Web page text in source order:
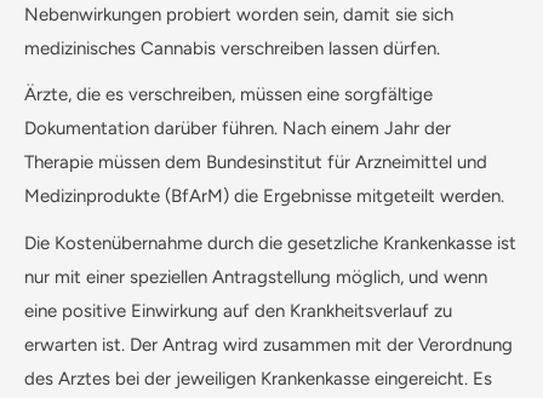
Nebenwirkungen probiert worden sein, damit sie sich
medizinisches Cannabis verschreiben lassen dürfen.
Ärzte, die es verschreiben, müssen eine sorgfältige
Dokumentation darüber führen. Nach einem Jahr der
Therapie müssen dem Bundesinstitut für Arzneimittel und
Medizinprodukte (BfArM) die Ergebnisse mitgeteilt werden.
Die Kostenübernahme durch die gesetzliche Krankenkasse ist
nur mit einer speziellen Antragstellung möglich, und wenn
eine positive Einwirkung auf den Krankheitsverlauf zu
erwarten ist. Der Antrag wird zusammen mit der Verordnung
des Arztes bei der jeweiligen Krankenkasse eingereicht. Es